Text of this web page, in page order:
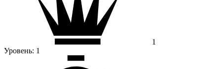
1
Уровень: 1